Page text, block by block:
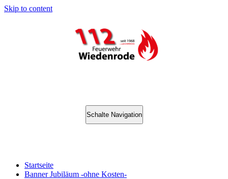
Skip to content
Schalte Navigation
Startseite
Banner Jubiläum -ohne Kosten-